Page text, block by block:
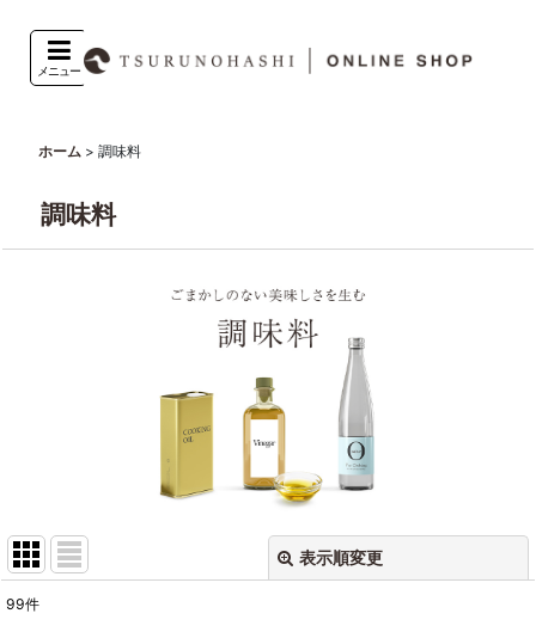
メニュー
ホーム > 調味料
調味料
表示順変更
99件